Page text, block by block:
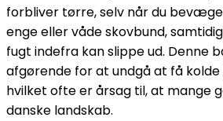
forbliver tørre, selv når du
enge eller våde skovbund,
fugt indefra kan slippe ud. Denne
afgørende for at undgå at få
hvilket ofte er årsag til, at mange
danske landskab.